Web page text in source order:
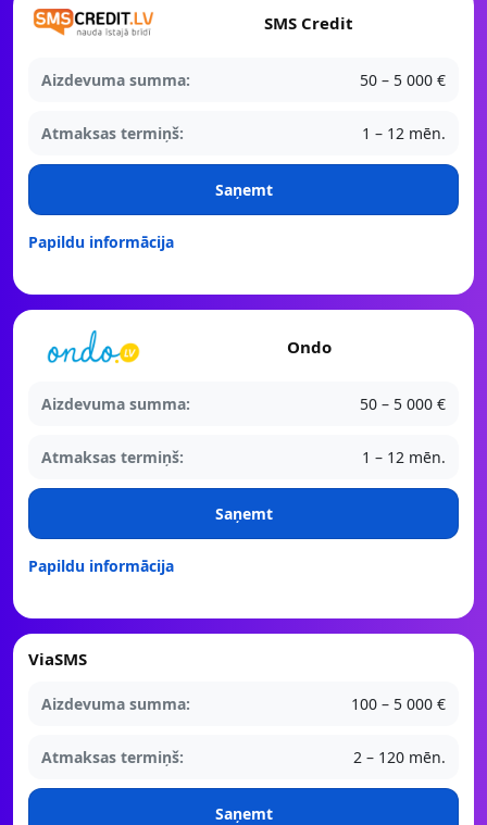
SMS Credit
Aizdevuma summa: 50 – 5 000 €
Atmaksas termiņš: 1 – 12 mēn.
Saņemt
Papildu informācija
Ondo
Aizdevuma summa: 50 – 5 000 €
Atmaksas termiņš: 1 – 12 mēn.
Saņemt
Papildu informācija
ViaSMS
Aizdevuma summa: 100 – 5 000 €
Atmaksas termiņš: 2 – 120 mēn.
Saņemt